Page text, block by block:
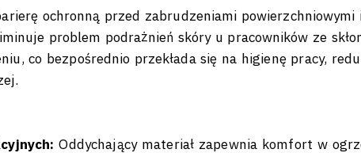
ochronną przed zabrudzeniami
problem podrażnień skóry u pracowników ze
co bezpośrednio przekłada się na higienę pracy,
Oddychający materiał zapewnia komfort w